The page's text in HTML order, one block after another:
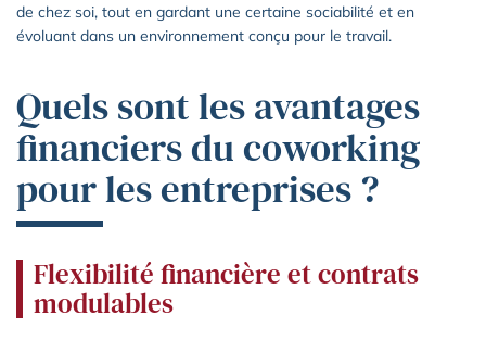
de chez soi, tout en gardant une certaine sociabilité et en
évoluant dans un environnement conçu pour le travail.
Quels sont les avantages
financiers du coworking
pour les entreprises ?
Flexibilité financière et contrats
modulables